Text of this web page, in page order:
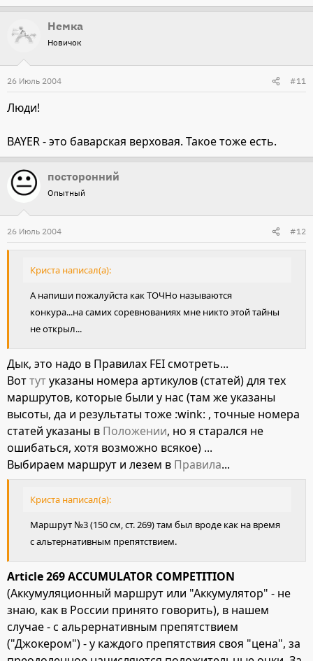
Немка
Новичок
26 Июль 2004 #11
Люди!
BAYER - это баварская верховая. Такое тоже есть.
посторонний
Опытный
26 Июль 2004 #12
Криста написал(а):
А напиши пожалуйста как ТОЧНо называются
конкура...на самих соревнованиях мне никто этой тайны
не открыл...
Дык, это надо в Правилах FEI смотреть...
Воттутуказаны номера артикулов (статей) для тех
маршрутов, которые были у нас (там же указаны
высоты, да и результаты тоже :wink: , точные номера
статей указаны в Положении, но я старался не
ошибаться, хотя возможно всякое) ...
Выбираем маршрут и лезем в Правила...
Криста написал(а):
Маршрут №3 (150 см, ст. 269) там был вроде как на время
с альтернативным препятствием.
Article 269 ACCUMULATOR COMPETITION
(Аккумуляционный маршрут или "Аккумулятор" - не
знаю, как в России принято говорить), в нашем
случае - с альрернативным препятствием
("Джокером") - у каждого препятствия своя "цена", за